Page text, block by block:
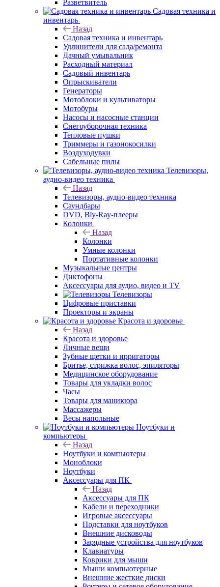
Разветвитель
Садовая техника и
инвентарь
Назад
Садовая техника и инвентарь
Удлинители для сада/ремонта
Дачный умывальник
Расходный материал
Садовый инвентарь
Опрыскиватели
Генераторы
Мотоблоки и культиваторы
Мотобуры
Насосы и насосные станции
Снегоуборочная техника
Тепловые пушки
Триммеры и газонокосилки
Воздуходувки
Сабельные пилы
Телевизоры,
аудио-видео техника
Назад
Телевизоры, аудио-видео техника
Саундбары
DVD, Bly-Ray-плееры
Колонки
Назад
Колонки
Умные колонки
Портативные колонки
Музыкальные центры
Диктофоны
Аксессуары для аудио, видео и TV
Телевизоры
Цифровые приставки
Проекторы и экраны
Красота и здоровье
Назад
Красота и здоровье
Личные вещи
Зубные щетки и ирригаторы
Бритье, стрижка волос, эпиляторы
Медицинское оборудование
Товары для укладки волос
Часы
Товары для маникюра
Массажеры
Весы напольные
Ноутбуки и
компьютеры
Назад
Ноутбуки и компьютеры
Моноблоки
Ноутбуки
Аксессуары для ПК
Назад
Аксессуары для ПК
Кабели и переходники
Игровые аксессуары
Подставки для ноутбуков
Внешние дисководы
Зарядные устройства для ноутбуков
Клавиатуры
Коврики для мыши
Мыши компьютерные
Внешние жесткие диски